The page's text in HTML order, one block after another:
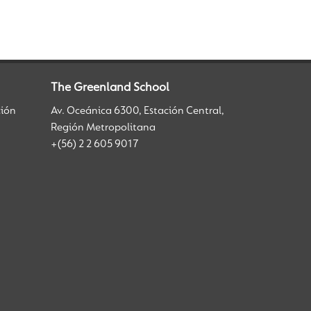
The Greenland School
Av. Oceánica 6300, Estación Central,
Región Metropolitana
+(56) 2 2 605 9017